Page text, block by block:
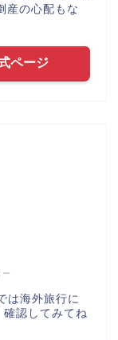
産の心配もな
ページ
は海外旅行に
認してみてね